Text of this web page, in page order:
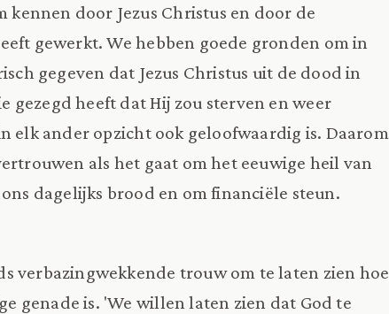
door Jezus Christus en door de
gewerkt. We hebben goede gronden om in
gegeven dat Jezus Christus uit de dood in
gezegd heeft dat Hij zou sterven en weer
elk ander opzicht ook geloofwaardig is. Daarom
als het gaat om het eeuwige heil van
dagelijks brood en om financiële steun.
verbazingwekkende trouw om te laten zien hoe
genade is. 'We willen laten zien dat God te